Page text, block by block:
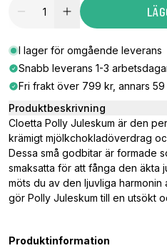
I lager för omgående leverans
Snabb leverans 1-3
Fri frakt över 799 kr, annars
Produktbeskrivning
Cloetta Polly Juleskum är den
krämigt mjölkchokladöverdrag
Dessa små godbitar är formade
smaksatta för att fånga den äkta
möts du av den ljuvliga
gör Polly Juleskum till en utsökt
Produktinformation